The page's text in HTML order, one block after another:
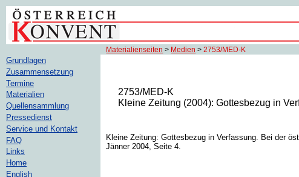
Materialienseiten > Medien >2753/MED-K
2753/MED-K
Kleine Zeitung (2004): Gottesbezug in
Kleine Zeitung: Gottesbezug in Verfassung. Bei der
Jänner 2004, Seite 4.
Grundlagen
Zusammensetzung
Termine
Materialien
Quellensammlung
Pressedienst
Service und Kontakt
FAQ
Links
Home
English